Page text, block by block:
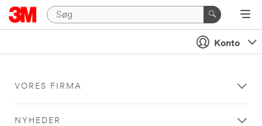
Konto
VORES FIRMA
NYHEDER